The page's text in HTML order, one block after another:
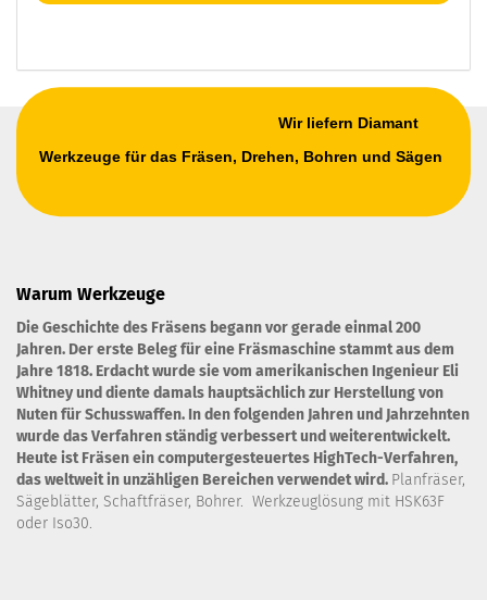
Wir liefern Diamant
Werkzeuge für das Fräsen, Drehen, Bohren und Sägen
Warum Werkzeuge
Die Geschichte des Fräsens begann vor gerade einmal 200
Jahren. Der erste Beleg für eine Fräsmaschine stammt aus dem
Jahre 1818. Erdacht wurde sie vom amerikanischen Ingenieur Eli
Whitney und diente damals hauptsächlich zur Herstellung von
Nuten für Schusswaffen. In den folgenden Jahren und Jahrzehnten
wurde das Verfahren ständig verbessert und weiterentwickelt.
Heute ist Fräsen ein computergesteuertes HighTech-Verfahren,
das weltweit in unzähligen Bereichen verwendet wird. Planfräser,
Sägeblätter, Schaftfräser, Bohrer. Werkzeuglösung mit HSK63F
oder Iso30.